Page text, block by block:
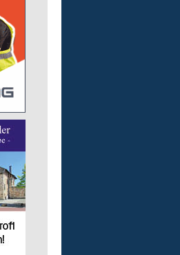
Lebenshilfe im Landkreis
GmbH
57632 Flammersfeld